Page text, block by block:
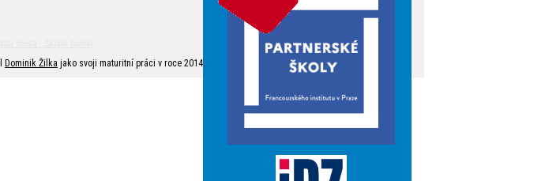
Dominik Žilka jako svoji maturitní práci v roce 2014.